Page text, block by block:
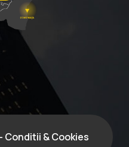
Conditii & Cookies